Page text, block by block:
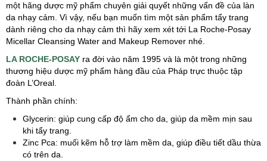
một hãng dược mỹ phẩm chuyên giải quyết những vấn đề của làn
da nhạy cảm. Vì vậy, nếu bạn muốn tìm một sản phẩm tẩy trang
dành riêng cho da nhạy cảm thì hãy xem xét tới La Roche-Posay
Micellar Cleansing Water and Makeup Remover nhé.
LA ROCHE-POSAY ra đời vào năm 1995 và là một trong những
thương hiệu dược mỹ phẩm hàng đầu của Pháp trực thuộc tập
đoàn L’Oreal.
Thành phần chính:
Glycerin: giúp cung cấp độ ẩm cho da, giúp da mềm mịn sau
khi tẩy trang.
Zinc Pca: muối kẽm hỗ trợ làm mềm da, giúp điều tiết dầu thừa
có trên da.